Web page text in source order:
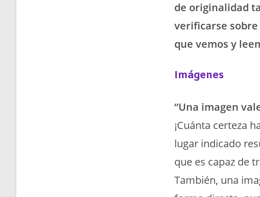
de originalidad
verificarse
que vemos y
Imágenes
“Una imagen
¡Cuánta certeza
lugar indicado
que es capaz de
También, una